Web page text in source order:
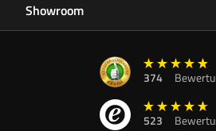
Showroom
374
523